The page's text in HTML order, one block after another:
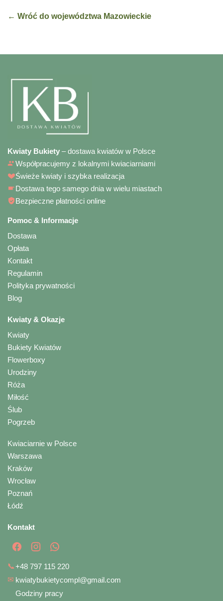
← Wróć do województwa Mazowieckie
Kwiaty Bukiety – dostawa kwiatów w Polsce
Współpracujemy z lokalnymi kwiaciarniami
Świeże kwiaty i szybka realizacja
Dostawa tego samego dnia w wielu miastach
Bezpieczne płatności online
Pomoc & Informacje
Dostawa
Opłata
Kontakt
Regulamin
Polityka prywatności
Blog
Kwiaty & Okazje
Kwiaty
Bukiety Kwiatów
Flowerboxy
Urodziny
Róża
Miłość
Ślub
Pogrzeb
Kwiaciarnie w Polsce
Warszawa
Kraków
Wrocław
Poznań
Łódź
Kontakt
📞+48 797 115 220
✉ kwiatybukietycompl@gmail.com
Godziny pracy